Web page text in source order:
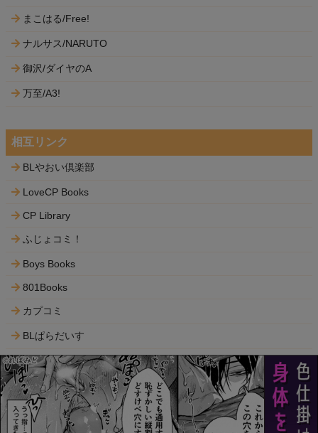
まこはる/Free!
ナルサス/NARUTO
御沢/ダイヤのA
万至/A3!
相互リンク
BLやおい倶楽部
LoveCP Books
CP Library
ふじょコミ！
Boys Books
801Books
カプコミ
BLぱらだいす